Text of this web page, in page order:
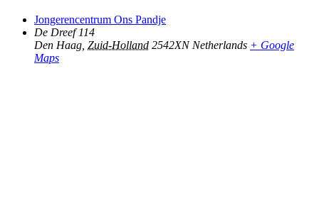
Jongerencentrum Ons Pandje
De Dreef 114
Den Haag Zuid-Holland 2542XN Netherlands + Google
Maps